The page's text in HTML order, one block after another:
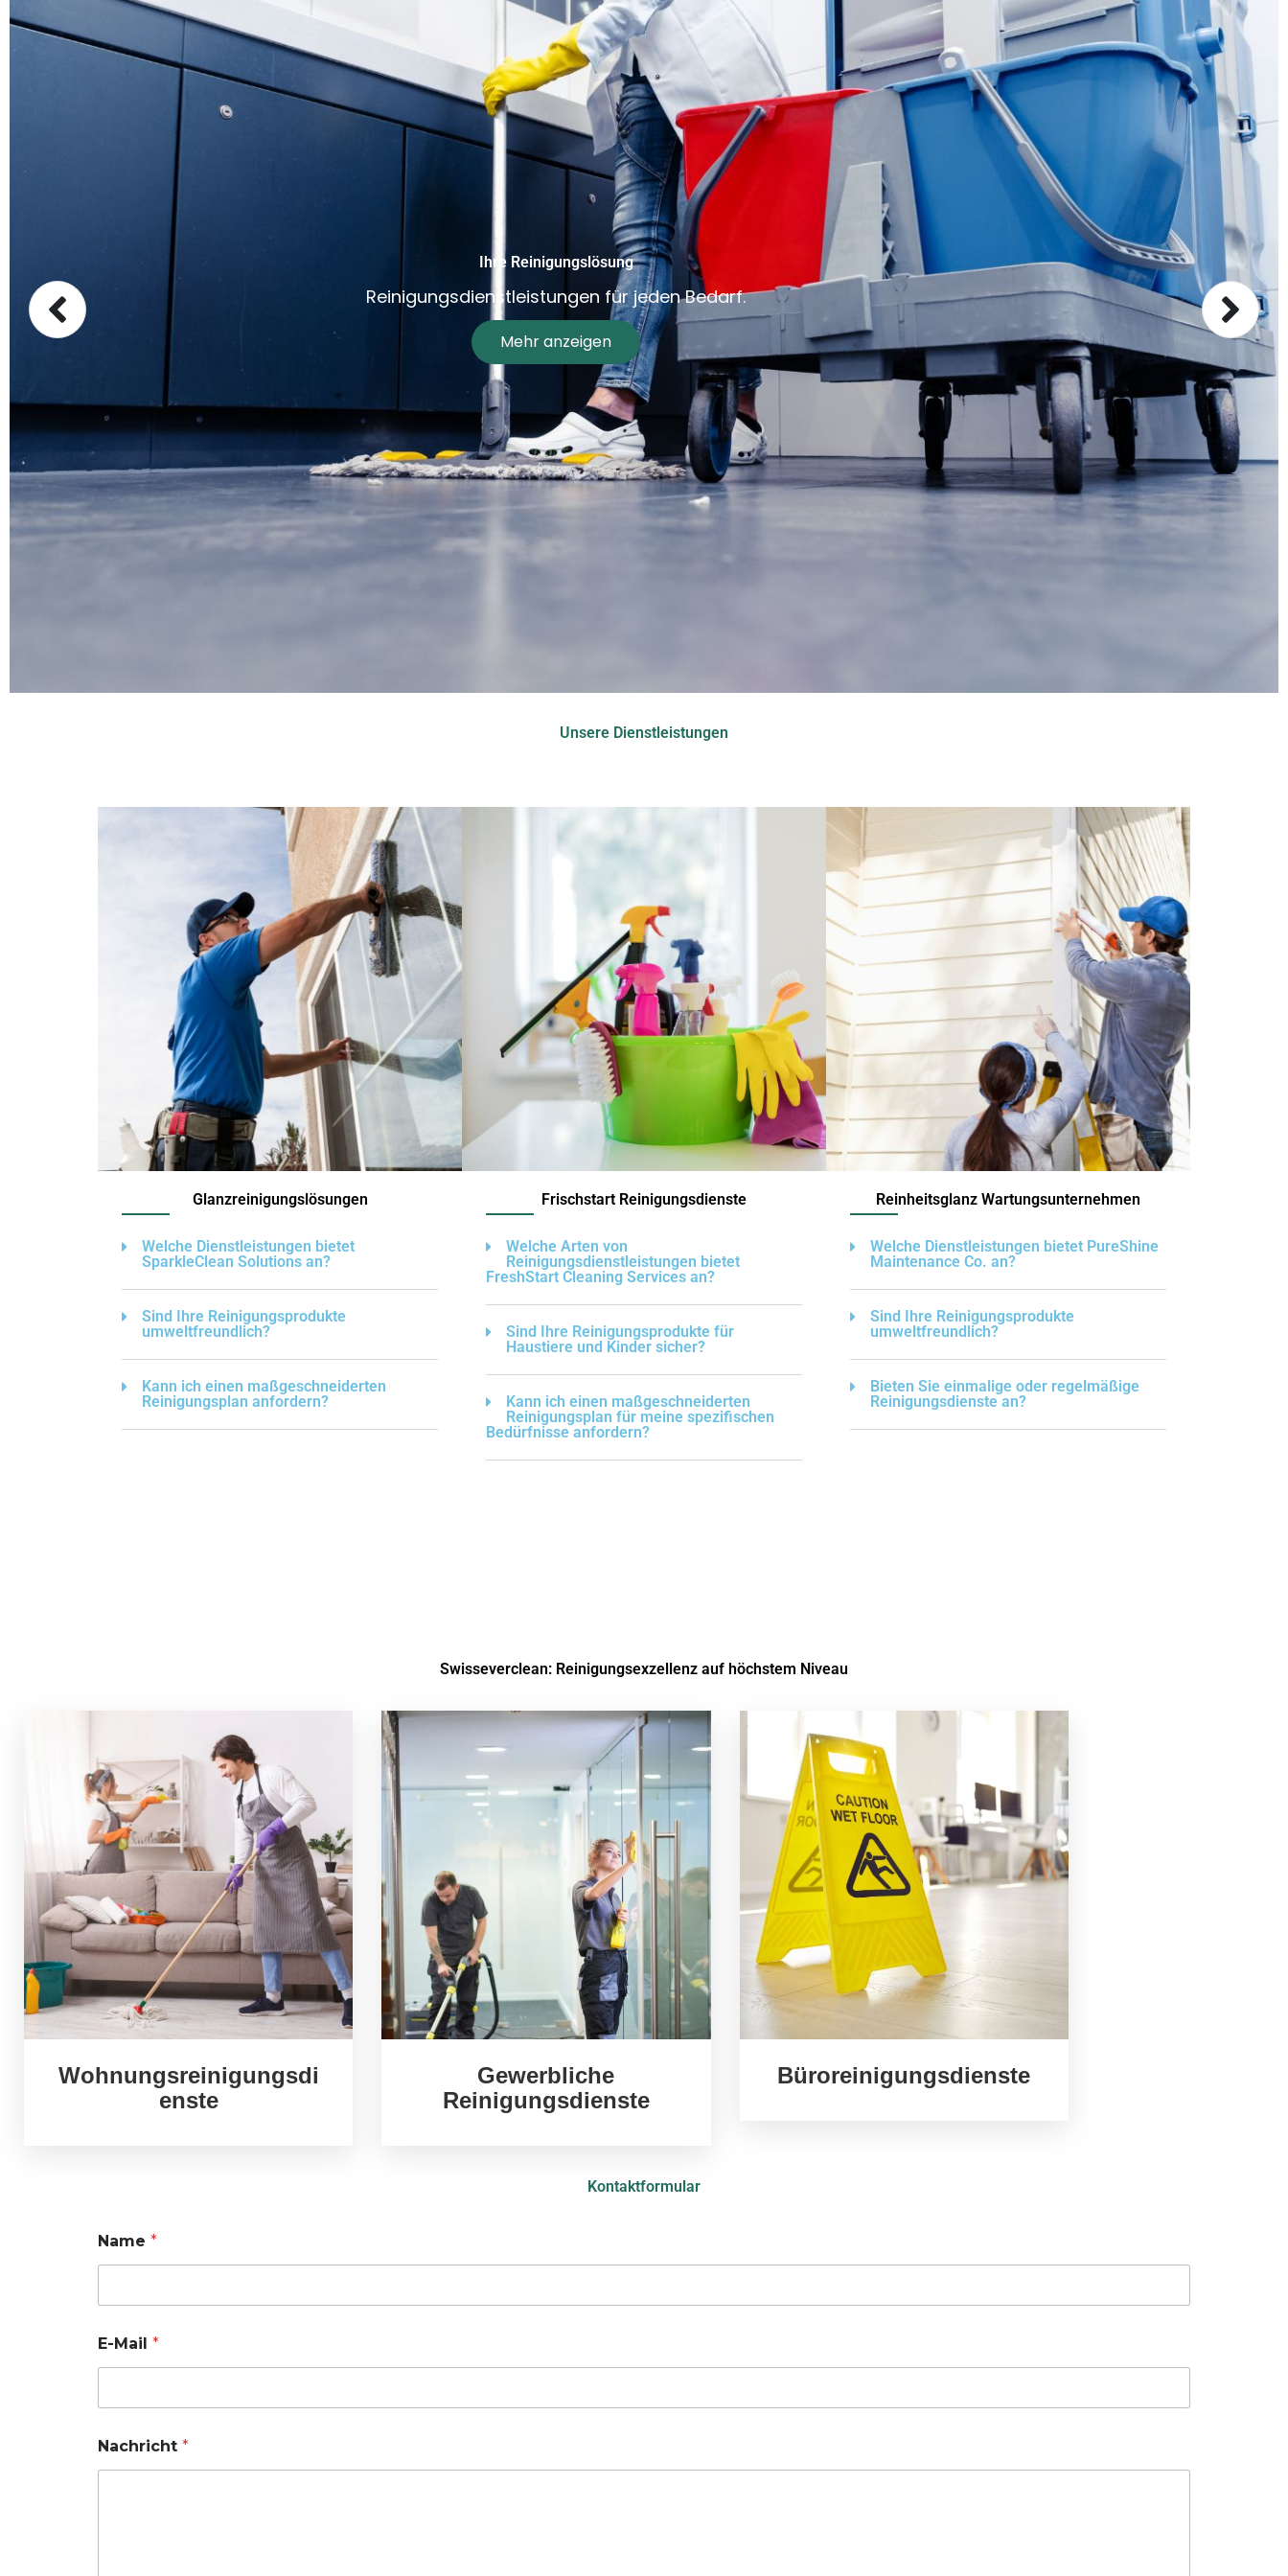
Ihre Reinigungslösung
Reinigungsdienstleistungen für jeden Bedarf.
Mehr anzeigen
Unsere Dienstleistungen
Glanzreinigungslösungen
Welche Dienstleistungen bietet
SparkleClean Solutions an?
Sind Ihre Reinigungsprodukte
umweltfreundlich?
Kann ich einen maßgeschneiderten
Reinigungsplan anfordern?
Frischstart Reinigungsdienste
Welche Arten von
Reinigungsdienstleistungen bietet
FreshStart Cleaning Services an?
Sind Ihre Reinigungsprodukte für
Haustiere und Kinder sicher?
Kann ich einen maßgeschneiderten
Reinigungsplan für meine spezifischen
Bedürfnisse anfordern?
Reinheitsglanz Wartungsunternehmen
Welche Dienstleistungen bietet PureShine
Maintenance Co. an?
Sind Ihre Reinigungsprodukte
umweltfreundlich?
Bieten Sie einmalige oder regelmäßige
Reinigungsdienste an?
Swisseverclean: Reinigungsexzellenz auf höchstem Niveau
Wohnungsreinigungsdi
enste
Gewerbliche
Reinigungsdienste
Büroreinigungsdienste
Kontaktformular
Name *
E-Mail *
Nachricht *